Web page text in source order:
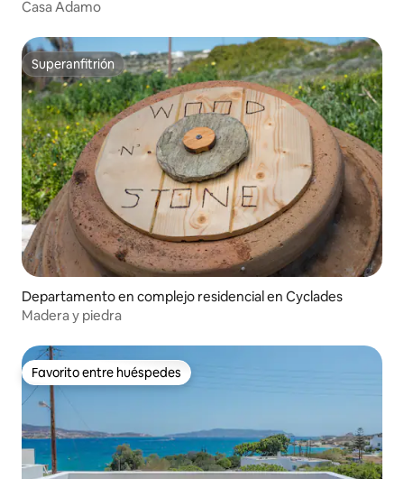
amantas
Casa Adamo
Superanfitrión
Superanfitrión
Departamento en complejo residencial en Cyclades
Madera y piedra
Favorito entre huéspedes
Favorito entre huéspedes